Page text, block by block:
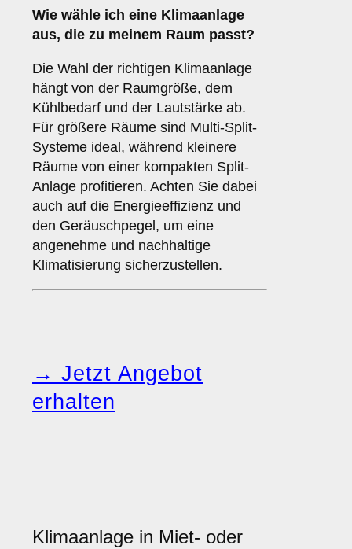
Wie wähle ich eine Klimaanlage
aus, die zu meinem Raum passt?
Die Wahl der richtigen Klimaanlage
hängt von der Raumgröße, dem
Kühlbedarf und der Lautstärke ab.
Für größere Räume sind Multi-Split-
Systeme ideal, während kleinere
Räume von einer kompakten Split-
Anlage profitieren. Achten Sie dabei
auch auf die Energieeffizienz und
den Geräuschpegel, um eine
angenehme und nachhaltige
Klimatisierung sicherzustellen.
→ Jetzt Angebot
erhalten
Klimaanlage in Miet- oder